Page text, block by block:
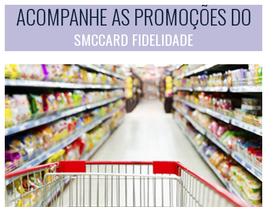
ACOMPANHE AS PROMOÇÕES DO
SMCCARD FIDELIDADE